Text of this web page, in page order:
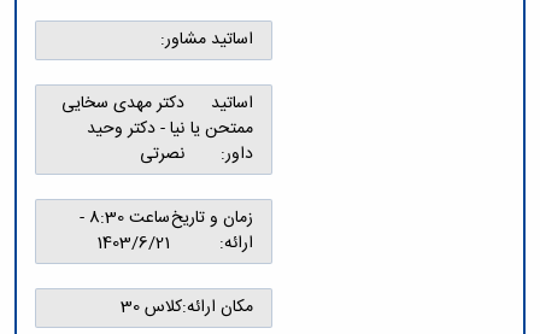
اساتید مشاور:
اساتید
ممتحن یا
داور:
دکتر مهدی سخایی
نیا - دکتر وحید
نصرتی
زمان و تاریخ
ارائه:
ساعت 8:30 -
1403/6/21
مکان ارائه:کلاس 30